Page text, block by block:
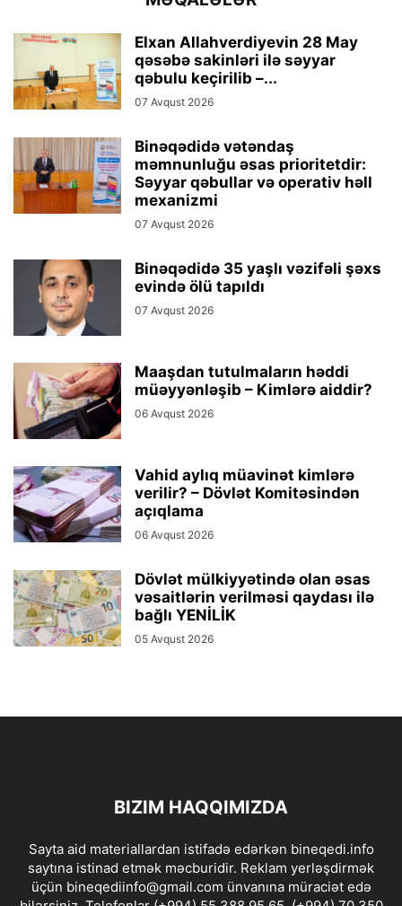
Elxan Allahverdiyevin 28 May
qəsəbə sakinləri ilə səyyar
qəbulu keçirilib –...
07 Avqust 2026
Binəqədidə vətəndaş
məmnunluğu əsas prioritetdir:
Səyyar qəbullar və operativ həll
mexanizmi
07 Avqust 2026
Binəqədidə 35 yaşlı vəzifəli şəxs
evində ölü tapıldı
07 Avqust 2026
Maaşdan tutulmaların həddi
müəyyənləşib – Kimlərə aiddir?
06 Avqust 2026
Vahid aylıq müavinət kimlərə
verilir? – Dövlət Komitəsindən
açıqlama
06 Avqust 2026
Dövlət mülkiyyətində olan əsas
vəsaitlərin verilməsi qaydası ilə
bağlı YENİLİK
05 Avqust 2026
BIZIM HAQQIMIZDA
Sayta aid materiallardan istifadə edərkən bineqedi.info
saytına istinad etmək məcburidir. Reklam yerləşdirmək
üçün bineqediinfo@gmail.com ünvanına müraciət edə